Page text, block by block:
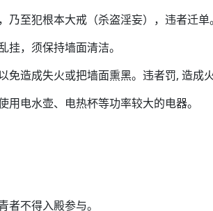
至犯根本大戒（杀盗淫妄），违者迁单。
，须保持墙面清洁。
造成失火或把墙面熏黑。违者罚, 造成
电水壶、电热杯等功率较大的电器。
不得入殿参与。